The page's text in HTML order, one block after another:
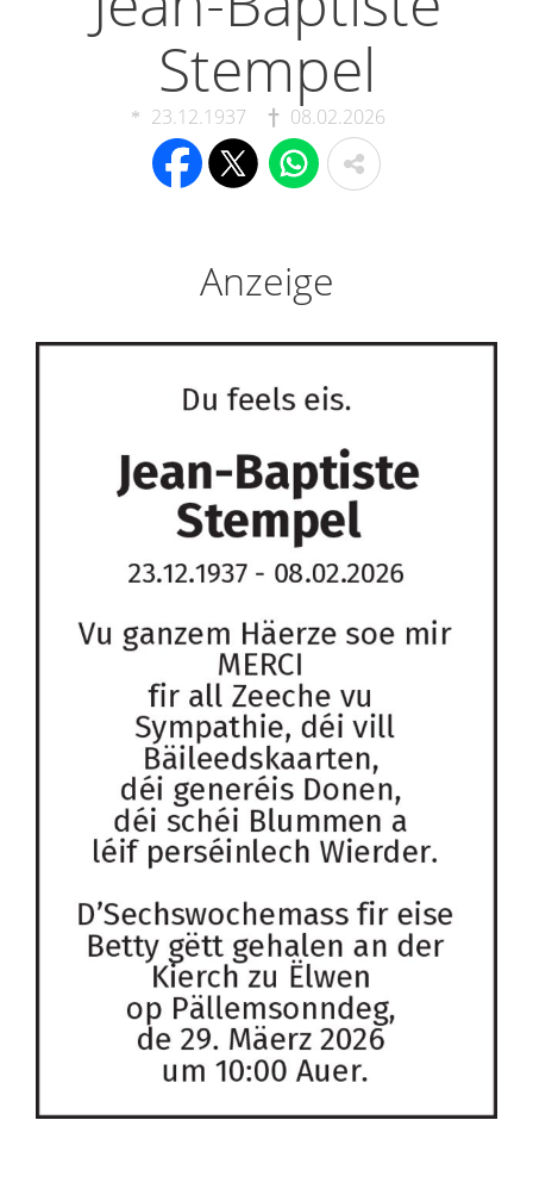
Stempel
23.12.1937 08.02.2026
Anzeige